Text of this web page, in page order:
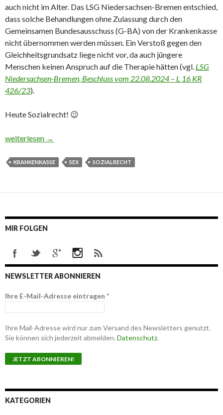
auch nicht im Alter. Das LSG Niedersachsen-Bremen entschied,
dass solche Behandlungen ohne Zulassung durch den
Gemeinsamen Bundesausschuss (G-BA) von der Krankenkasse
nicht übernommen werden müssen. Ein Verstoß gegen den
Gleichheitsgrundsatz liege nicht vor, da auch jüngere
Menschen keinen Anspruch auf die Therapie hätten (vgl. LSG
Niedersachsen-Bremen, Beschluss vom 22.08.2024 – L 16 KR
426/23).
Heute Sozialrecht! 😉
Sex im Alter? Keine Hilfe von der Krankenkasse für intime
weiterlesen →
KRANKENKASSE SEX SOZIALRECHT
MIR FOLGEN
NEWSLETTER ABONNIEREN
Ihre E-Mail-Adresse eintragen *
Ihre Mail-Adresse wird nur zum Versand des Newsletters genutzt.
Sie können sich jederzeit abmelden. Datenschutz.
KATEGORIEN